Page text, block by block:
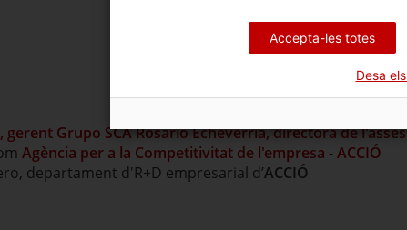
gerent Grupo SCA Rosario Echeverría, directora de
Agència per a la Competitivitat de l'empresa - ACCIÓ
, departament d'R+D empresarial d’ACCIÓ
Accepta-les totes
Desa